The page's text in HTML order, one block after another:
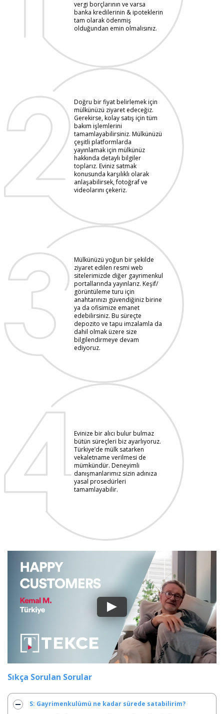
vergi borçlarının ve varsa
banka kredilerinin & ipoteklerin
tam olarak ödenmiş
olduğundan emin olmalısınız.
Doğru bir fiyat belirlemek için
mülkünüzü ziyaret edeceğiz.
Gerekirse, kolay satış için tüm
bakım işlemlerini
tamamlayabilirsiniz. Mülkünüzü
çeşitli platformlarda
yayınlamak için mülkünüz
hakkında detaylı bilgiler
toplarız. Eviniz satmak
konusunda karşılıklı olarak
anlaşabilirsek, fotoğraf ve
videolarını çekeriz.
Mülkünüzü yoğun bir şekilde
ziyaret edilen resmi web
sitelerimizde diğer gayrimenkul
portallarında yayınlarız. Keşif/
görüntüleme turu için
anahtarınızı güvendiğiniz birine
ya da ofisimize emanet
edebilirsiniz. Bu süreçte
depozito ve tapu imzalamla da
dahil olmak üzere size
bilgilendirmeye devam
ediyoruz.
Evinize bir alıcı bulur bulmaz
bütün süreçleri biz ayarlıyoruz.
Türkiye’de mülk satarken
vekaletname verilmesi de
mümkündür. Deneyimli
danışmanlarımız sizin adınıza
yasal prosedürleri
tamamlayabilir.
Sıkça Sorulan Sorular
S: Gayrimenkulümü ne kadar sürede satabilirim?